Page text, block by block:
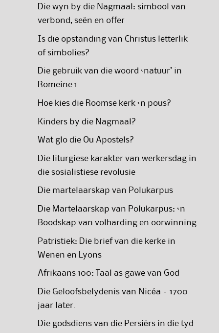
Die wyn by die Nagmaal: simbool van
verbond, seën en offer
Is die opstanding van Christus letterlik
of simbolies?
Die gebruik van die woord ‘natuur’ in
Romeine 1
Hoe kies die Roomse kerk ‘n pous?
Kinders by die Nagmaal?
Wat glo die Ou Apostels?
Die liturgiese karakter van werkersdag in
die sosialistiese revolusie
Die martelaarskap van Polukarpus
Die Martelaarskap van Polukarpus: ‘n
Boodskap van volharding en oorwinning
Patristiek: Die brief van die kerke in
Wenen en Lyons
Afrikaans 100: Taal as gawe van God
Die Geloofsbelydenis van Nicéa – 1700
jaar later.
Die godsdiens van die Persiërs in die tyd